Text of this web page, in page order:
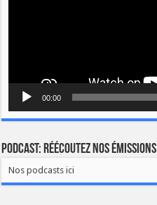
00:00
Podcast: Réécoutez nos émissions
Nos podcasts ici